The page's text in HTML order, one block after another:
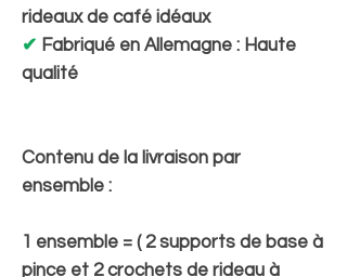
rideaux de café idéaux
✔ Fabriqué en Allemagne : Haute
qualité
Contenu de la livraison par
ensemble :
1 ensemble = ( 2 supports de base à
pince et 2 crochets de rideau à